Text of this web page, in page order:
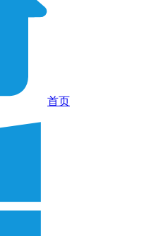
首页